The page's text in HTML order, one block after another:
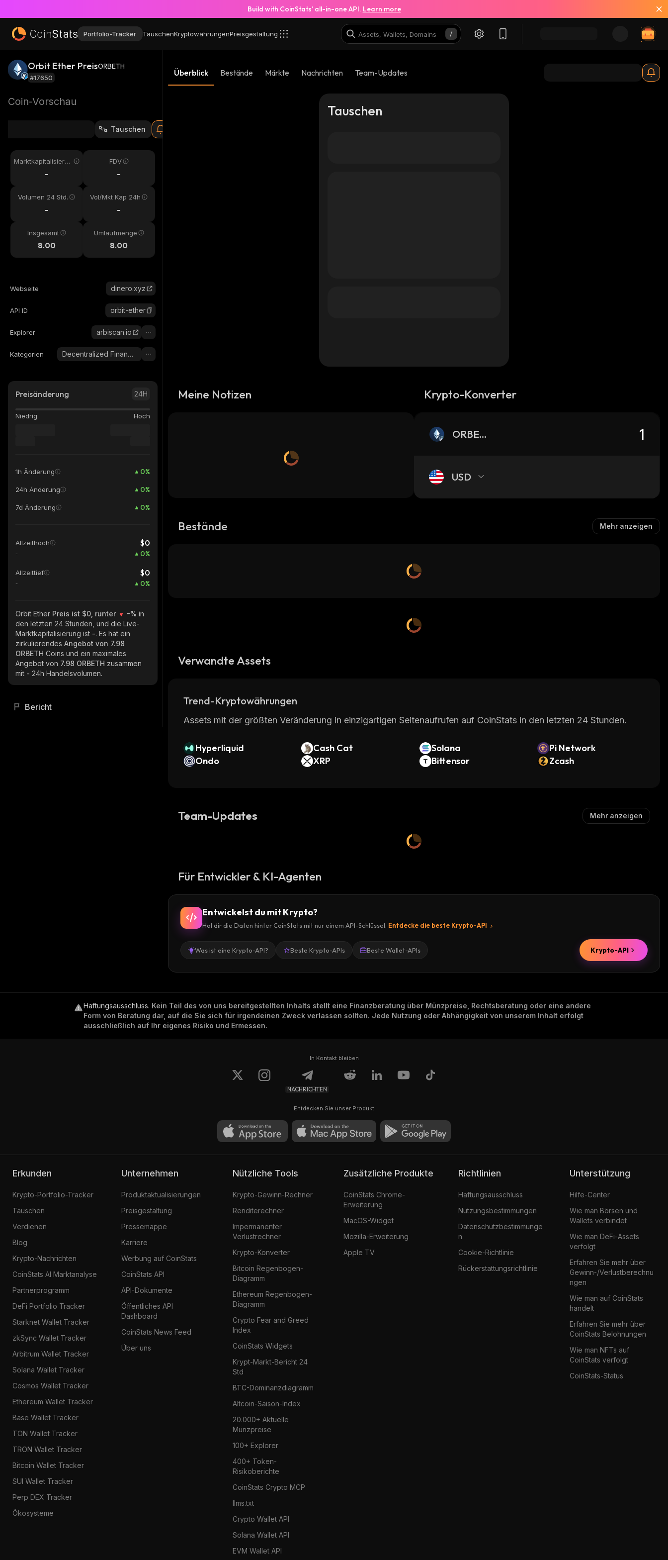
Build with CoinStats’ all-in-one API. Learn more
Portfolio-Tracker TauschenKryptowährungenPreisgestaltung
Orbit Ether PreisORBETH
#17650
Coin-Vorschau
Tauschen
Marktkapitalisieru
-
FDV
-
Volumen 24 Std.
-
Vol/Mkt Kap 24h
-
Insgesamt
8.00
Umlaufmenge
8.00
Webseite dinero.xyz
API ID orbit-ether
Explorer arbiscan.io
Kategorien Decentralized Finance (DeFi)
Preisänderung 24H
Niedrig Hoch
1h Änderung 0%
24h Änderung 0%
7d Änderung 0%
Allzeithoch $0
- 0%
Allzeittief $0
- 0%
Orbit Ether Preis ist $0, runter -% in
den letzten 24 Stunden, und die Live-
Marktkapitalisierung ist -. Es hat ein
zirkulierendes Angebot von 7.98
ORBETH Coins und ein maximales
Angebot von 7.98 ORBETH zusammen
mit - 24h Handelsvolumen.
Bericht
Überblick Bestände Märkte Nachrichten Team-Updates
Tauschen
Meine Notizen Krypto-Konverter
ORBETH
USD
Bestände Mehr anzeigen
Verwandte Assets
Trend-Kryptowährungen
Assets mit der größten Veränderung in einzigartigen Seitenaufrufen auf CoinStats in den letzten 24 Stunden.
Hyperliquid Cash Cat Solana
Pi Network
Ondo
XRP Bittensor Zcash
Team-Updates Mehr anzeigen
Für Entwickler & KI-Agenten
Entwickelst du mit Krypto?
Hol dir die Daten hinter CoinStats mit nur einem API-Schlüssel. Entdecke die beste Krypto-API
Was ist eine Krypto-API? Beste Krypto-APIs Beste Wallet-APIs Krypto-API
Haftungsausschluss. Kein Teil des von uns bereitgestellten Inhalts stellt eine Finanzberatung über Münzpreise, Rechtsberatung oder eine andere
Form von Beratung dar, auf die Sie sich für irgendeinen Zweck verlassen sollten. Jede Nutzung oder Abhängigkeit von unserem Inhalt erfolgt
ausschließlich auf Ihr eigenes Risiko und Ermessen.
In Kontakt bleiben
NACHRICHTEN
Entdecken Sie unser Produkt
Erkunden
Krypto-Portfolio-Tracker
Tauschen
Verdienen
Blog
Krypto-Nachrichten
CoinStats AI Marktanalyse
Partnerprogramm
DeFi Portfolio Tracker
Starknet Wallet Tracker
zkSync Wallet Tracker
Arbitrum Wallet Tracker
Solana Wallet Tracker
Cosmos Wallet Tracker
Ethereum Wallet Tracker
Base Wallet Tracker
TON Wallet Tracker
TRON Wallet Tracker
Bitcoin Wallet Tracker
SUI Wallet Tracker
Perp DEX Tracker
Ökosysteme
Unternehmen
Produktaktualisierungen
Preisgestaltung
Pressemappe
Karriere
Werbung auf CoinStats
CoinStats API
API-Dokumente
Öffentliches API
Dashboard
CoinStats News Feed
Über uns
Nützliche Tools
Krypto-Gewinn-Rechner
Renditerechner
Impermanenter
Verlustrechner
Krypto-Konverter
Bitcoin Regenbogen-
Diagramm
Ethereum Regenbogen-
Diagramm
Crypto Fear and Greed
Index
CoinStats Widgets
Krypt-Markt-Bericht 24
Std
BTC-Dominanzdiagramm
Altcoin-Saison-Index
20.000+ Aktuelle
Münzpreise
100+ Explorer
400+ Token-
Risikoberichte
CoinStats Crypto MCP
llms.txt
Crypto Wallet API
Solana Wallet API
EVM Wallet API
Zusätzliche Produkte
CoinStats Chrome-
Erweiterung
MacOS-Widget
Mozilla-Erweiterung
Apple TV
Richtlinien
Haftungsausschluss
Nutzungsbestimmungen
Datenschutzbestimmunge
n
Cookie-Richtlinie
Rückerstattungsrichtlinie
Unterstützung
Hilfe-Center
Wie man Börsen und
Wallets verbindet
Wie man DeFi-Assets
verfolgt
Erfahren Sie mehr über
Gewinn-/Verlustberechnu
ngen
Wie man auf CoinStats
handelt
Erfahren Sie mehr über
CoinStats Belohnungen
Wie man NFTs auf
CoinStats verfolgt
CoinStats-Status